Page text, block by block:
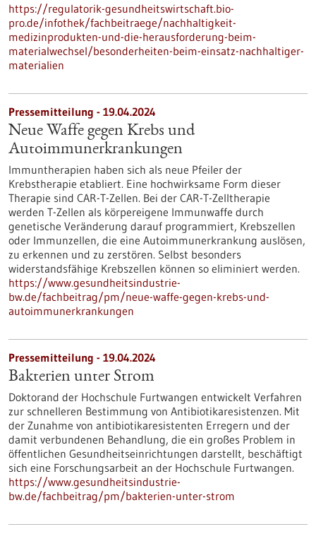
https://regulatorik-gesundheitswirtschaft.bio-
pro.de/infothek/fachbeitraege/nachhaltigkeit-
medizinprodukten-und-die-herausforderung-beim-
materialwechsel/besonderheiten-beim-einsatz-nachhaltiger-
materialien
Pressemitteilung - 19.04.2024
Neue Waffe gegen Krebs und
Autoimmunerkrankungen
Immuntherapien haben sich als neue Pfeiler der
Krebstherapie etabliert. Eine hochwirksame Form dieser
Therapie sind CAR-T-Zellen. Bei der CAR-T-Zelltherapie
werden T-Zellen als körpereigene Immunwaffe durch
genetische Veränderung darauf programmiert, Krebszellen
oder Immunzellen, die eine Autoimmunerkrankung auslösen,
zu erkennen und zu zerstören. Selbst besonders
widerstandsfähige Krebszellen können so eliminiert werden.
https://www.gesundheitsindustrie-
bw.de/fachbeitrag/pm/neue-waffe-gegen-krebs-und-
autoimmunerkrankungen
Pressemitteilung - 19.04.2024
Bakterien unter Strom
Doktorand der Hochschule Furtwangen entwickelt Verfahren
zur schnelleren Bestimmung von Antibiotikaresistenzen. Mit
der Zunahme von antibiotikaresistenten Erregern und der
damit verbundenen Behandlung, die ein großes Problem in
öffentlichen Gesundheitseinrichtungen darstellt, beschäftigt
sich eine Forschungsarbeit an der Hochschule Furtwangen.
https://www.gesundheitsindustrie-
bw.de/fachbeitrag/pm/bakterien-unter-strom